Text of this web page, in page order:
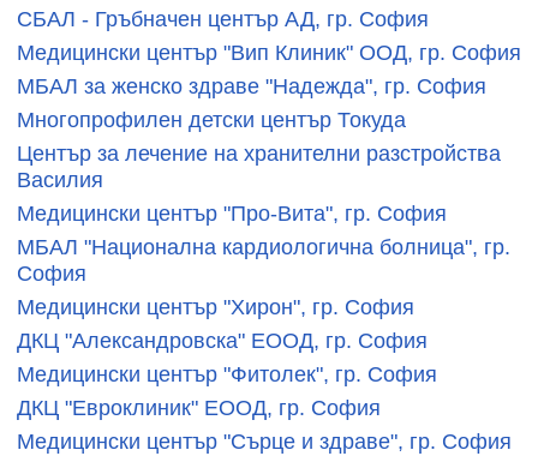
СБАЛ - Гръбначен център АД, гр. София
Медицински център "Вип Клиник" ООД, гр. София
МБАЛ за женско здраве "Надежда", гр. София
Многопрофилен детски център Токуда
Център за лечение на хранителни разстройства
Василия
Медицински център "Про-Вита", гр. София
МБАЛ "Национална кардиологична болница", гр.
София
Медицински център "Хирон", гр. София
ДКЦ "Александровска" ЕООД, гр. София
Медицински център "Фитолек", гр. София
ДКЦ "Евроклиник" ЕООД, гр. София
Медицински център "Сърце и здраве", гр. София